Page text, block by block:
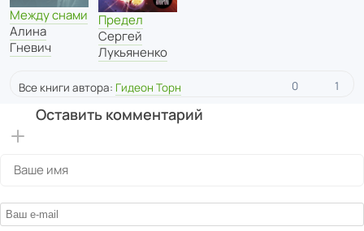
Между снами
Алина
Гневич
Предел
Сергей
Лукьяненко
Все книги автора: Гидеон Торн 0 1
Оставить комментарий